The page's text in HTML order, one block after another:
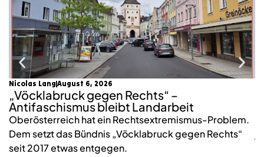
Nicolas Lang August 6, 2026
„Vöcklabruck gegen Rechts“ –
Antifaschismus bleibt Landarbeit
Oberösterreich hat ein Rechtsextremismus-Problem.
Dem setzt das Bündnis „Vöcklabruck gegen Rechts“
seit 2017 etwas entgegen.